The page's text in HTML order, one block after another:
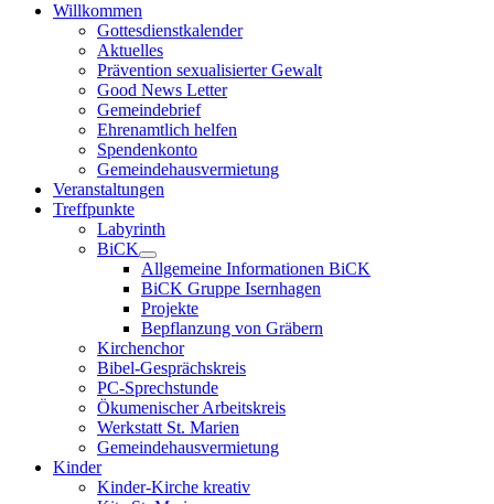
Willkommen
Gottesdienstkalender
Aktuelles
Prävention sexualisierter Gewalt
Good News Letter
Gemeindebrief
Ehrenamtlich helfen
Spendenkonto
Gemeindehausvermietung
Veranstaltungen
Treffpunkte
Labyrinth
BiCK
Allgemeine Informationen BiCK
BiCK Gruppe Isernhagen
Projekte
Bepflanzung von Gräbern
Kirchenchor
Bibel-Gesprächskreis
PC-Sprechstunde
Ökumenischer Arbeitskreis
Werkstatt St. Marien
Gemeindehausvermietung
Kinder
Kinder-Kirche kreativ